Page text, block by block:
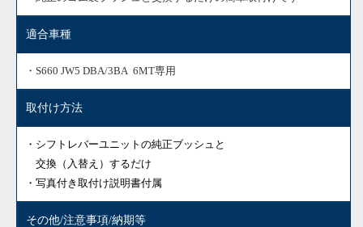
適合車種
・S660 JW5 DBA/3BA 6MT専用
取付け方法
・シフトレバーユニットの純正ブッシュ と
交換（入替え）するだけ
・写真付き取付け説明書付属
その他/注意事項/納期等